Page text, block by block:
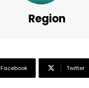
Region
Facebook Twitter